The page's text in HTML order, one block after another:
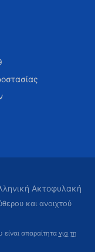
Ακτοφυλακή
και ανοιχτού
απαραίτητα για τη